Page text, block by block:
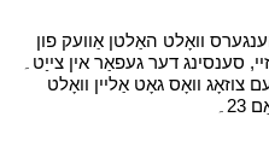
וואָלט האַלטן אַוועק פון
סענסינג דער געפאַר אין צייַט۔
צוזאָג וואָס גאָט אַליין וואָלט